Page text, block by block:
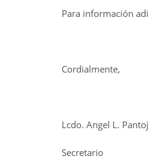
Para información
Cordialmente,
Lcdo. Angel L.
Secretario